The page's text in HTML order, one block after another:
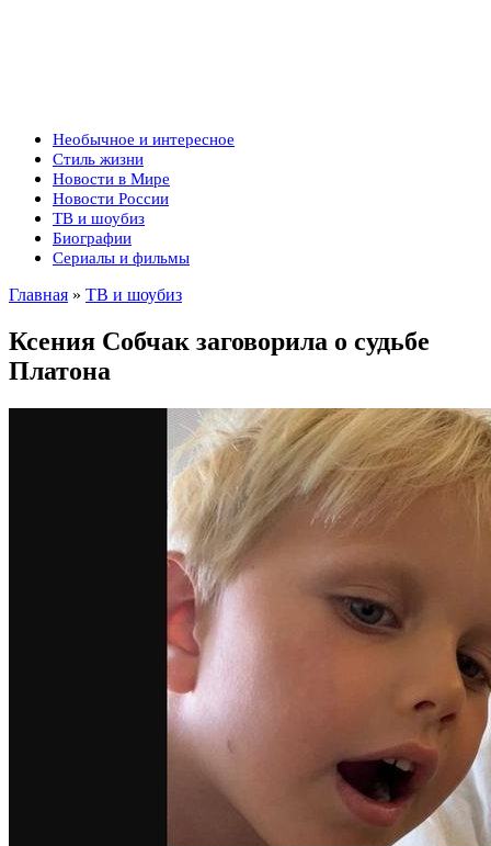
Необычное и интересное
Стиль жизни
Новости в Мире
Новости России
ТВ и шоубиз
Биографии
Сериалы и фильмы
Главная » ТВ и шоубиз
Ксения Собчак заговорила о судьбе
Платона